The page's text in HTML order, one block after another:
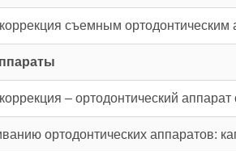
съемным
– ортодонтический аппарат
ортодонтических аппаратов: